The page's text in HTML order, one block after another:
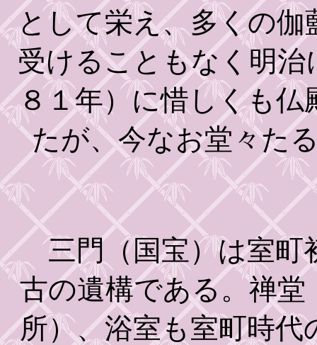
として栄え、多くの伽
受けることもなく明
８１年）に惜しくも仏
たが、今なお堂々た
三門（国宝）は室町
古の遺構である。禅堂
所）、浴室も室町時代